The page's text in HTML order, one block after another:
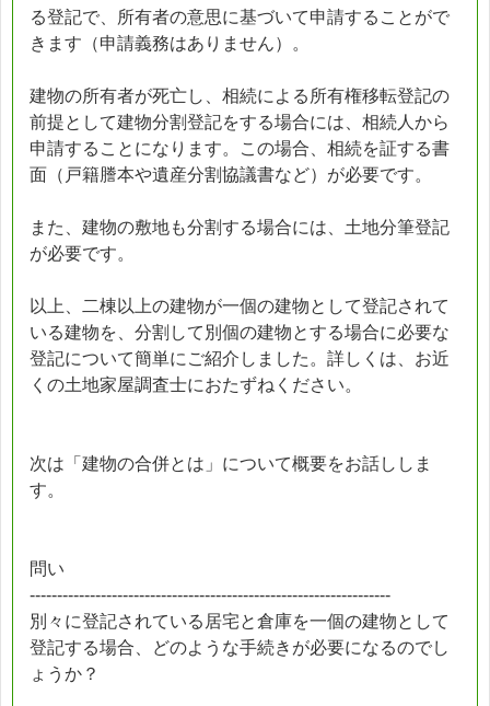
る登記で、所有者の意思に基づいて申請することがで
きます（申請義務はありません）。
建物の所有者が死亡し、相続による所有権移転登記の
前提として建物分割登記をする場合には、相続人から
申請することになります。この場合、相続を証する書
面（戸籍謄本や遺産分割協議書など）が必要です。
また、建物の敷地も分割する場合には、土地分筆登記
が必要です。
以上、二棟以上の建物が一個の建物として登記されて
いる建物を、分割して別個の建物とする場合に必要な
登記について簡単にご紹介しました。詳しくは、お近
くの土地家屋調査士におたずねください。
次は「建物の合併とは」について概要をお話ししま
す。
問い
------------------------------------------------------------------
別々に登記されている居宅と倉庫を一個の建物として
登記する場合、どのような手続きが必要になるのでし
ょうか？